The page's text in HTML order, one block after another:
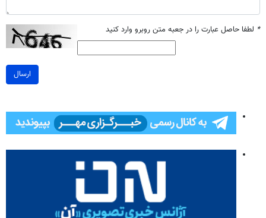
* لطفا حاصل عبارت را در جعبه متن روبرو وارد کنید
ارسال